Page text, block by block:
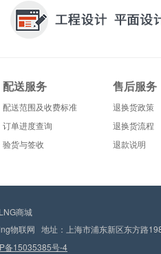
配送服务
配送范围及收费标准
订单进度查询
验货与签收
售后服务
退换货政策
退换货流程
退款说明
LNG商城
物联网 地址：上海市浦东新区东方路
备15035385号-4